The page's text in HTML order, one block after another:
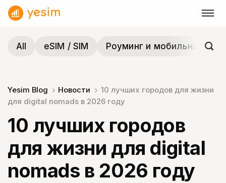
Skip
All
eSIM / SIM Роуминг и мобильная
Yesim Blog Новости
10 лучших городов для жизни
для digital nomads в 2026 году
10 лучших городов
для жизни для digital
nomads в 2026 году